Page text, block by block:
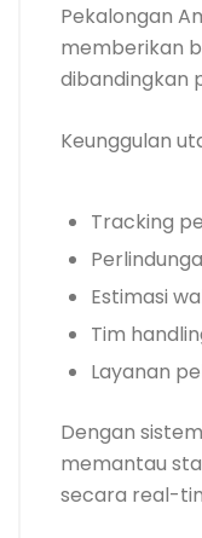
Pekalongan
memberikan
dibandingkan
Keunggulan
Tracking
Estimasi
Tim
Layanan
Dengan
memantau
secara real-